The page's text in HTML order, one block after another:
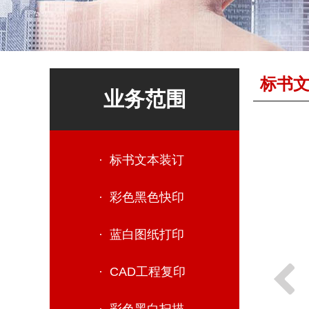
业务范围
· 标书文本装订
· 彩色黑色快印
· 蓝白图纸打印
· CAD工程复印
标书